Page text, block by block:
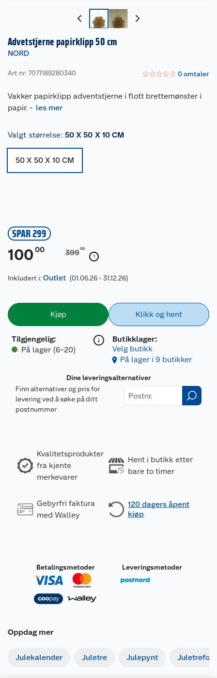
Advetstjerne papirklipp 50 cm
NORD
Art nr: 7071189280340 ☆☆☆☆☆ 0omtaler
Vakker papirklipp adventstjerne i flott brettemønster i
papir. - les mer
Valgt størrelse: 50 X 50 X 10 CM
50 X 50 X 10 CM
SPAR 299
100 00 39900
Inkludert i:Outlet (01.06.26 - 31.12.26)
Kjøp
Tilgjengelig:
På lager (6-20)
Klikk og hent
Butikklager:
Velg butikk
På lager i 9 butikker
Dine leveringsalternativer
Finn alternativer og pris for
levering ved å søke på ditt
postnummer
Kvalitetsprodukter
fra kjente
merkevarer
Hent i butikk etter
bare to timer
Gebyrfri faktura
med Walley
120 dagers åpent
kjøp
Betalingsmetoder Leveringsmetoder
Oppdag mer
Julekalender Juletre Julepynt Juletrefot